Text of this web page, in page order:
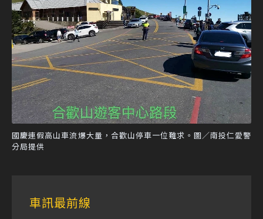
國慶連假高山車流爆大量，合歡山停車一位難求。圖／南投仁愛警
分局提供
車訊最前線